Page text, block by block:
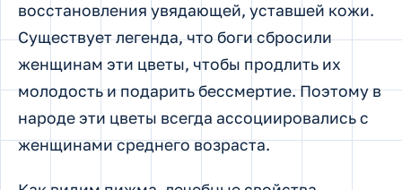
восстановления увядающей, уставшей кожи.
Существует легенда, что боги сбросили
женщинам эти цветы, чтобы продлить их
молодость и подарить бессмертие. Поэтому в
народе эти цветы всегда ассоциировались с
женщинами среднего возраста.